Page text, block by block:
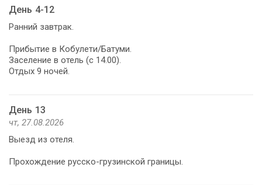
День 4-12
Ранний завтрак.
Прибытие в Кобулети/Батуми.
Заселение в отель (с 14.00).
Отдых 9 ночей.
День 13
чт, 27.08.2026
Выезд из отеля.
Прохождение русско-грузинской границы.